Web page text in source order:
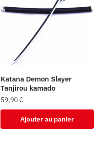
Katana Demon Slayer
Tanjirou kamado
59,90€
Ajouter au panier